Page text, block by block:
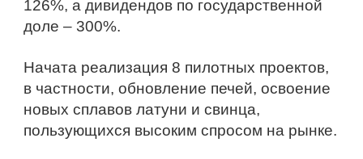
126%, а дивидендов по государственной
доле – 300%.
Начата реализация 8 пилотных проектов,
в частности, обновление печей, освоение
новых сплавов латуни и свинца,
пользующихся высоким спросом на рынке.